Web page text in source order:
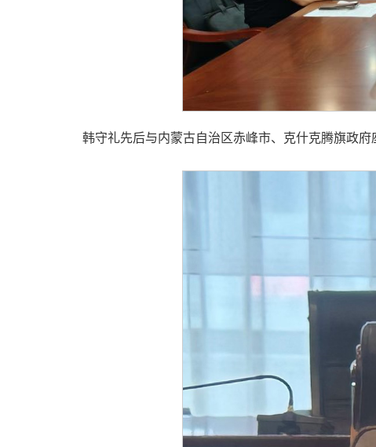
韩守礼先后与内蒙古自治区赤峰市、克什克腾旗政